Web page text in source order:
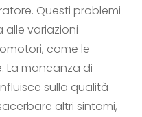
Questi problemi
alle variazioni
come le
La mancanza di
sulla qualità
altri sintomi,